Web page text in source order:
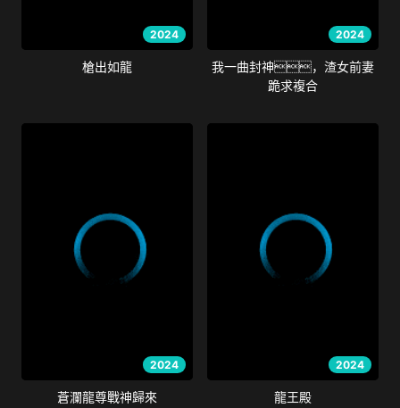
2024
槍出如龍
2024
我一曲封神，渣女前妻
跪求複合
2024
蒼瀾龍尊戰神歸來
2024
龍王殿